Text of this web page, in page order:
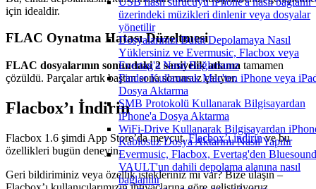
üzerindeki müzikleri dinlenir veya dosyalar
yönetilir
Dosyalarınızı Bulut Depolamaya Nasıl
Yüklersiniz ve Evermusic, Flacbox veya
Evertag'a Nasıl Bağlarsınız
Finder Kullanarak Mac'ten iPhone veya
Dosya Aktarma
SMB Protokolü Kullanarak Bilgisayardan
iPhone'a Dosya Aktarma
WiFi-Drive Kullanarak Bilgisayardan
Kablosuz Dosya Aktarımı Nasıl Yapılır
Evermusic, Flacbox, Evertag'den Bluesound
VAULT'un dahili depolama alanına nasıl
bağlanılır
için idealdir.
FLAC Oynatma Hatası Düzeltmesi
FLAC dosyalarının sonundaki 2 saniyelik atlama tamamen
çözüldü. Parçalar artık baştan sona sorunsuz çalıyor.
Flacbox’ı İndirin
Flacbox 1.6 şimdi App Store’da mevcut.Flacbox’ı indirinve bu
özellikleri bugün deneyin.
Geri bildiriminiz veya özellik istekleriniz mi var? Bize ulaşın –